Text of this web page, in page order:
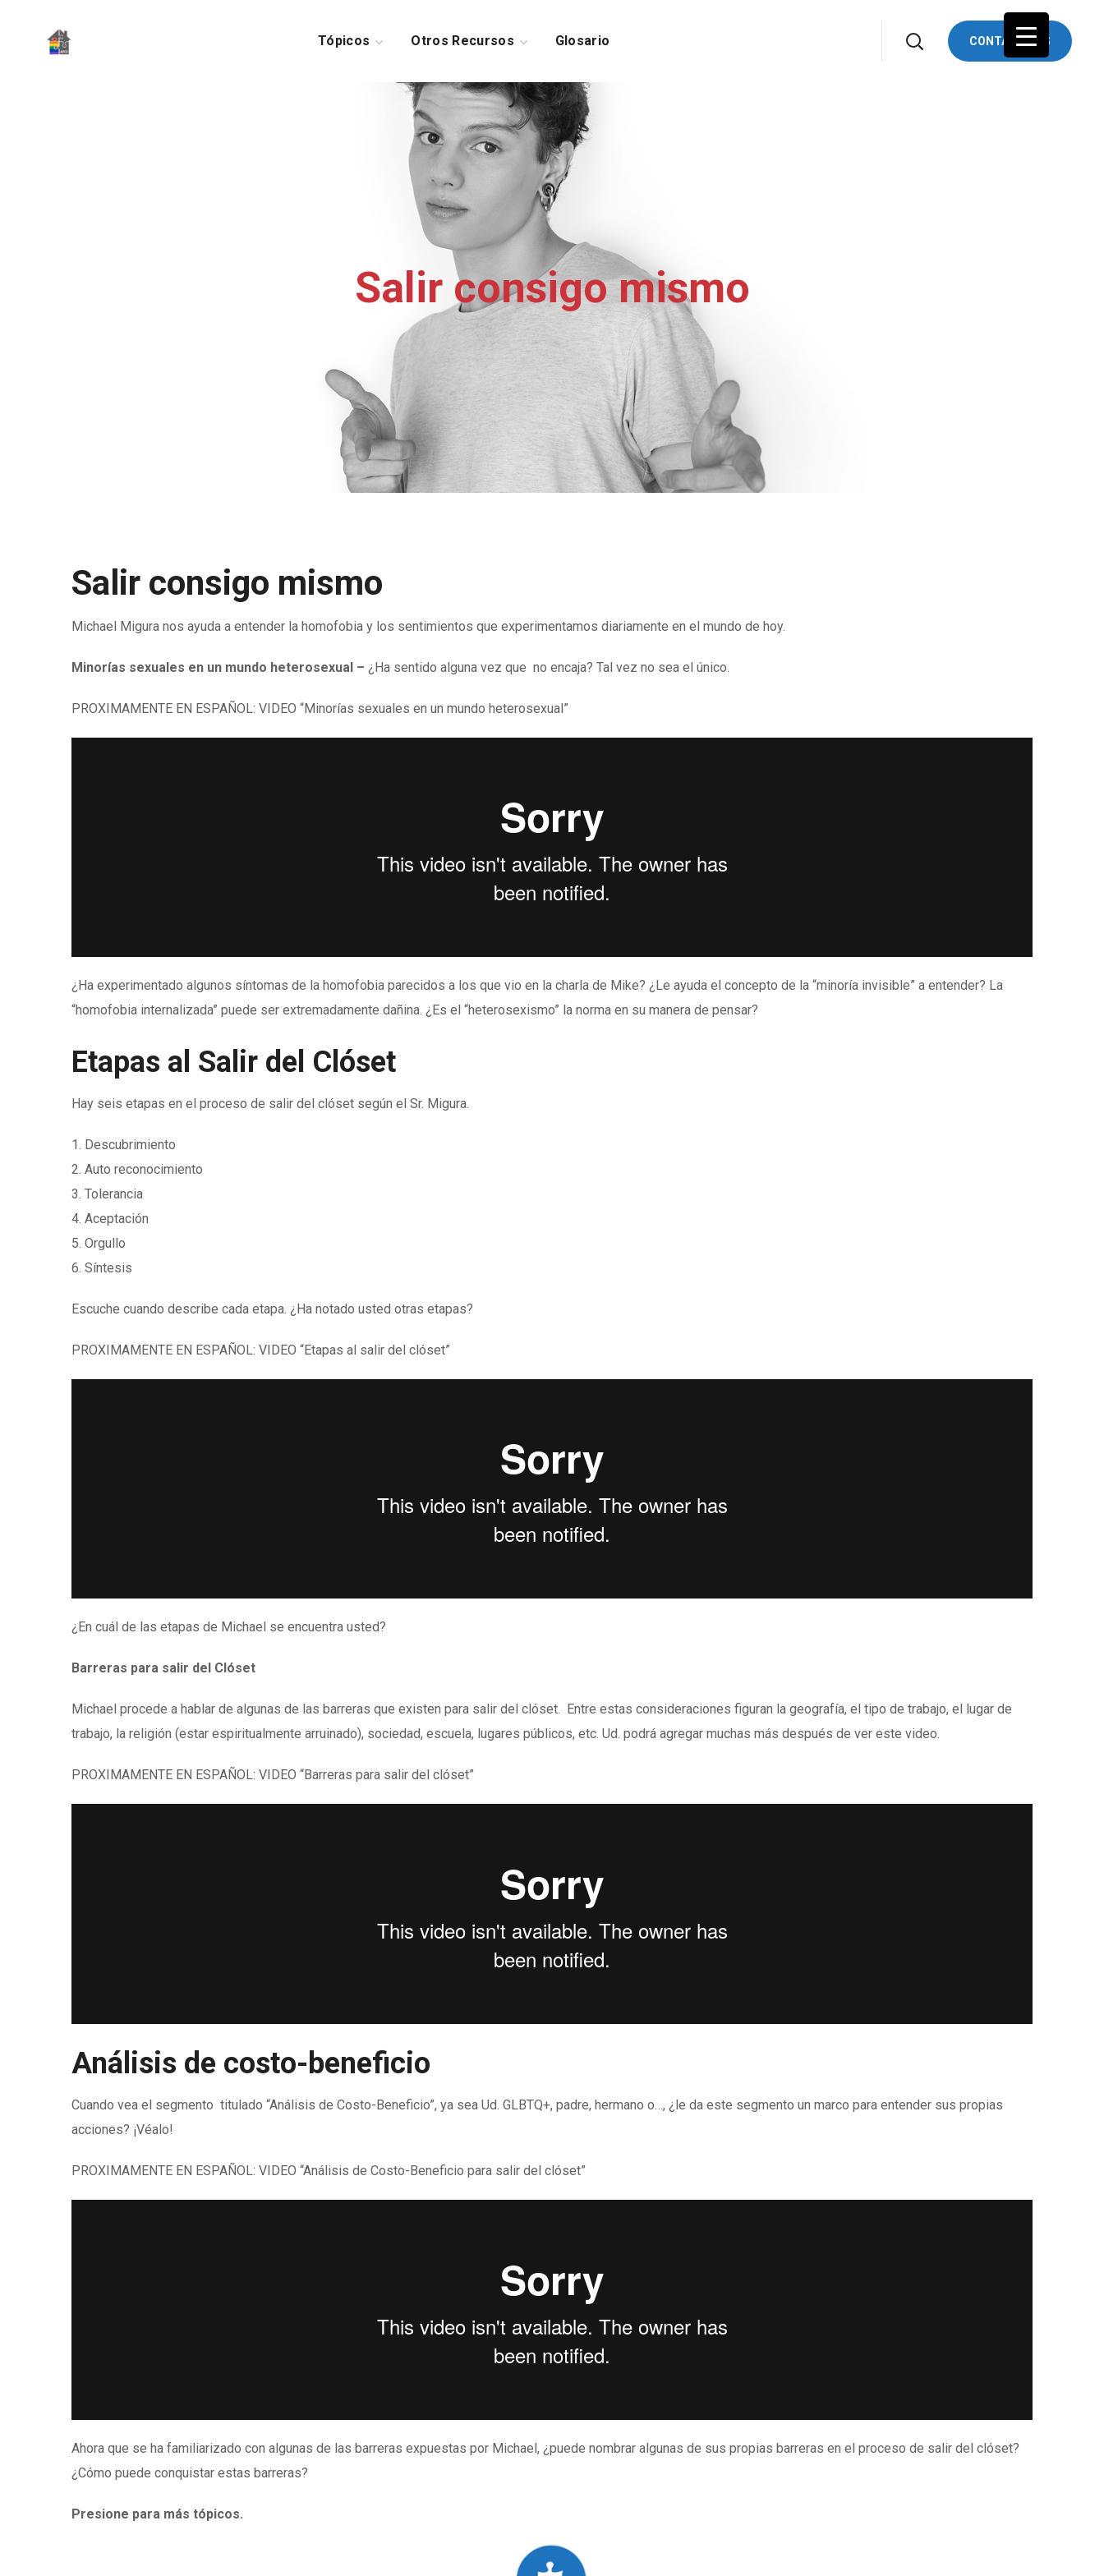
Tópicos Otros Recursos Glosario CONTACTS US
Salir consigo mismo
Salir consigo mismo
Michael Migura nos ayuda a entender la homofobia y los sentimientos que experimentamos diariamente en el mundo de hoy.
Minorías sexuales en un mundo heterosexual – ¿Ha sentido alguna vez que no encaja? Tal vez no sea el único.
PROXIMAMENTE EN ESPAÑOL: VIDEO “Minorías sexuales en un mundo heterosexual”
¿Ha experimentado algunos síntomas de la homofobia parecidos a los que vio en la charla de Mike? ¿Le ayuda el concepto de la “minoría invisible” a entender? La
“homofobia internalizada” puede ser extremadamente dañina. ¿Es el “heterosexismo” la norma en su manera de pensar?
Etapas al Salir del Clóset
Hay seis etapas en el proceso de salir del clóset según el Sr. Migura.
1. Descubrimiento
2. Auto reconocimiento
3. Tolerancia
4. Aceptación
5. Orgullo
6. Síntesis
Escuche cuando describe cada etapa. ¿Ha notado usted otras etapas?
PROXIMAMENTE EN ESPAÑOL: VIDEO “Etapas al salir del clóset”
¿En cuál de las etapas de Michael se encuentra usted?
Barreras para salir del Clóset
Michael procede a hablar de algunas de las barreras que existen para salir del clóset. Entre estas consideraciones figuran la geografía, el tipo de trabajo, el lugar de
trabajo, la religión (estar espiritualmente arruinado), sociedad, escuela, lugares públicos, etc. Ud. podrá agregar muchas más después de ver este video.
PROXIMAMENTE EN ESPAÑOL: VIDEO “Barreras para salir del clóset”
Análisis de costo-beneficio
Cuando vea el segmento titulado “Análisis de Costo-Beneficio”, ya sea Ud. GLBTQ+, padre, hermano o…, ¿le da este segmento un marco para entender sus propias
acciones? ¡Véalo!
PROXIMAMENTE EN ESPAÑOL: VIDEO “Análisis de Costo-Beneficio para salir del clóset”
Ahora que se ha familiarizado con algunas de las barreras expuestas por Michael, ¿puede nombrar algunas de sus propias barreras en el proceso de salir del clóset?
¿Cómo puede conquistar estas barreras?
Presione para más tópicos.